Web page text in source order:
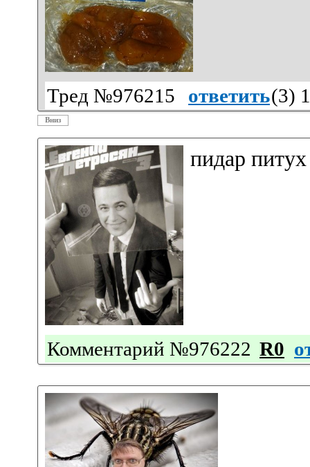
Тред №976215 ответить(3)
Вниз
пидар
Комментарий №976222 R0